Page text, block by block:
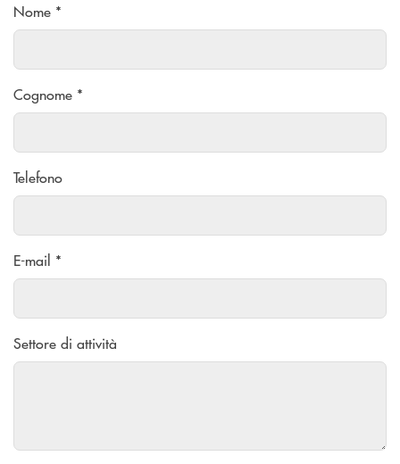
Nome *
Cognome *
Telefono
E-mail *
Settore di attività